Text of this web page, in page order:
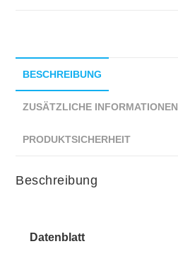
BESCHREIBUNG
ZUSÄTZLICHE INFORMATIONEN
PRODUKTSICHERHEIT
Beschreibung
Datenblatt